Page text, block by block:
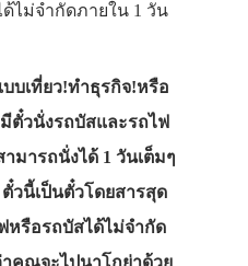
ไม่จำกัดภายใน 1 วัน
บเที่ยว!ทำธุรกิจ!หรือ
ตั๋วนั่งรถบัสและรถไฟ
มารถนั่งได้ 1 วันเต็มๆ
วนี้เป็นตั๋วโดยสารสุด
หรือรถบัสได้ไม่จำกัด